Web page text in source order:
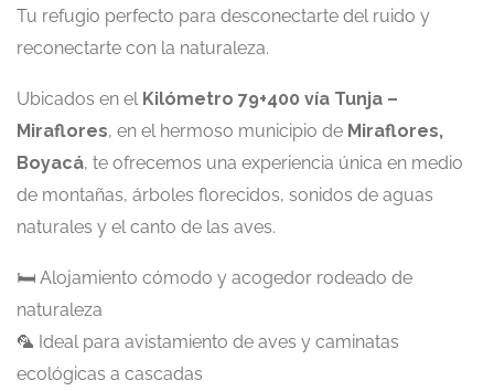
Tu refugio perfecto para desconectarte del ruido y
reconectarte con la naturaleza.
Ubicados en el Kilómetro 79+400 vía Tunja –
Miraflores, en el hermoso municipio de Miraflores,
Boyacá, te ofrecemos una experiencia única en medio
de montañas, árboles florecidos, sonidos de aguas
naturales y el canto de las aves.
🛏️ Alojamiento cómodo y acogedor rodeado de
naturaleza
🦜 Ideal para avistamiento de aves y caminatas
ecológicas a cascadas